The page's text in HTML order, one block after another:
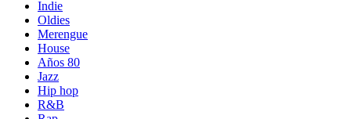
Indie
Oldies
Merengue
House
Años 80
Jazz
Hip hop
R&B